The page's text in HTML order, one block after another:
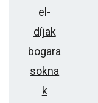
el-
díjak
bogara
sokna
k